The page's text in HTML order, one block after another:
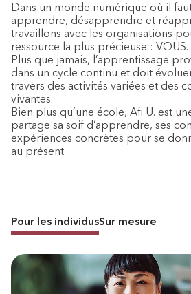
Dans un monde numérique où il
apprendre, désapprendre et
travaillons avec les organisations
ressource la plus précieuse : VOUS.
Plus que jamais, l’apprentissage
dans un cycle continu et doit
travers des activités variées et des
vivantes.
Bien plus qu’une école, Afi U. est
partage sa soif d’apprendre, ses
expériences concrètes pour se
au présent.
Pour les individusSur mesure